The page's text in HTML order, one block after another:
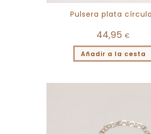
Pulsera plata
44,95 €
Añadir a la cesta